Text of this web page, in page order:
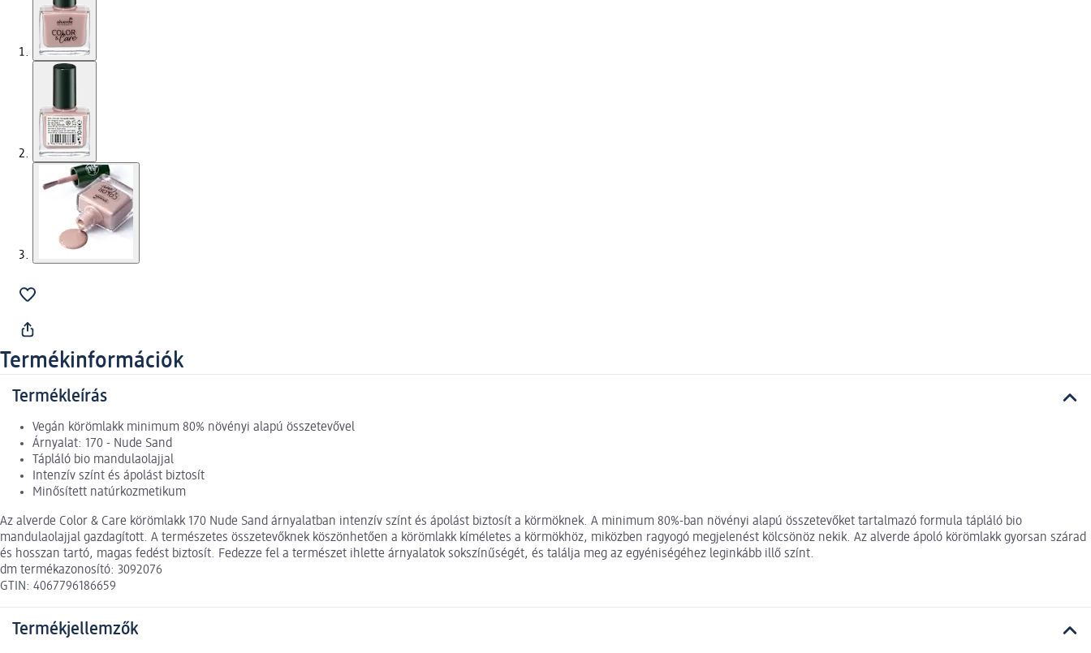
Termékinformációk
Termékleírás
Vegán körömlakk minimum 80% növényi alapú összetevővel
Árnyalat: 170 - Nude Sand
Tápláló bio mandulaolajjal
Intenzív színt és ápolást biztosít
Minősített natúrkozmetikum
Az alverde Color & Care körömlakk 170 Nude Sand árnyalatban intenzív színt és ápolást biztosít a körmöknek. A minimum 80%-ban növényi alapú összetevőket tartalmazó formula tápláló bio
mandulaolajjal gazdagított. A természetes összetevőknek köszönhetően a körömlakk kíméletes a körmökhöz, miközben ragyogó megjelenést kölcsönöz nekik. Az alverde ápoló körömlakk gyorsan szárad
és hosszan tartó, magas fedést biztosít. Fedezze fel a természet ihlette árnyalatok sokszínűségét, és találja meg az egyéniségéhez leginkább illő színt.
dm termékazonosító: 3092076
GTIN: 4067796186659
Termékjellemzők